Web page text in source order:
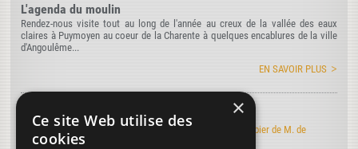
L'agenda du moulin
Rendez-nous visite tout au long de l'année au creux de la vallée des eaux
claires à Puymoyen au coeur de la Charente à quelques encablures de la ville
d'Angoulême...
EN SAVOIR PLUS
Art de faire le papier
Découvrez l'édition électronique de l'Art de faire le papier de M. de
Lalande
×
Ce site Web utilise des
cookies